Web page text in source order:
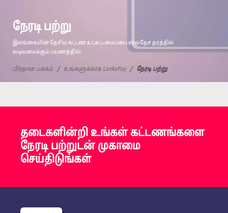
நேரடி பற்று
இலங்கையின் தேசிய கட்டண உட்கட்டமைப்பை சர்வதேச தரத்தில்
வடிவமைக்கும் பயணத்தில்.
பிரதான பக்கம் உங்களுக்காக LankaPay நேரடி பற்று
தடைகளின்றி உங்கள் கட்டணங்களை
நேரடி பற்றுடன் முகாமை
செய்திடுங்கள்